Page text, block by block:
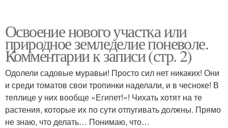
Освоение нового участка или
природное земледелие поневоле.
Комментарии к записи (стр. 2)
Одолели садовые муравьи! Просто сил нет никаких! Они
и среди томатов свои тропинки наделали, и в чесноке! В
теплице у них вообще «Египет!»! Чихать хотят на те
растения, которые их по сути отпугивать должны. Прямо
не знаю, что делать… Понимаю, что…